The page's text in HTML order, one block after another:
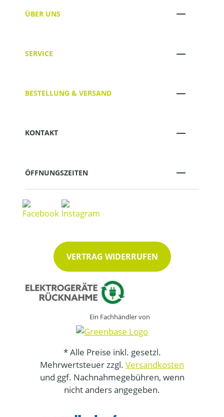
ÜBER UNS
SERVICE
BESTELLUNG & VERSAND
KONTAKT
ÖFFNUNGSZEITEN
VERTRAG WIDERRUFEN
Ein Fachhändler von
* Alle Preise inkl. gesetzl.
Mehrwertsteuer zzgl. Versandkosten
und ggf. Nachnahmegebühren, wenn
nicht anders angegeben.